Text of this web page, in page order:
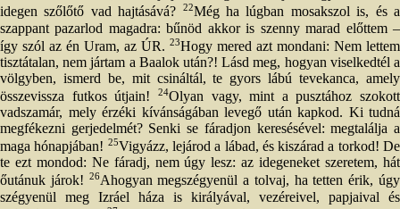
idegen szőlőtő vad hajtásává?
22Még ha lúgban mosakszol is, és a
szappant pazarlod magadra: bűnöd akkor is szenny marad előttem –
így szól az én Uram, az ÚR. 23Hogy mered azt mondani: Nem lettem
tisztátalan, nem jártam a Baalok után?! Lásd meg, hogyan viselkedtél a
völgyben, ismerd be, mit csináltál, te gyors lábú tevekanca, amely
összevissza futkos útjain!
24Olyan vagy, mint a pusztához szokott
vadszamár, mely érzéki kívánságában levegő után kapkod. Ki tudná
megfékezni gerjedelmét? Senki se fáradjon keresésével: megtalálja a
maga hónapjában! 25Vigyázz, lejárod a lábad, és kiszárad a torkod! De
te ezt mondod: Ne fáradj, nem úgy lesz: az idegeneket szeretem, hát
őutánuk járok! 26Ahogyan megszégyenül a tolvaj, ha tetten érik, úgy
szégyenül meg Izráel háza is királyával, vezéreivel, papjaival és